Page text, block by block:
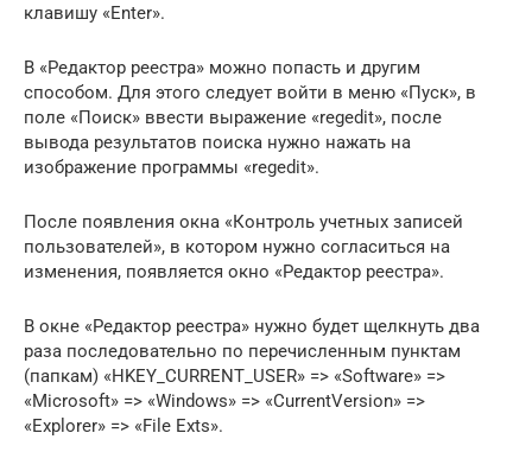
клавишу «Enter».
В «Редактор реестра» можно попасть и другим
способом. Для этого следует войти в меню «Пуск», в
поле «Поиск» ввести выражение «regedit», после
вывода результатов поиска нужно нажать на
изображение программы «regedit».
После появления окна «Контроль учетных записей
пользователей», в котором нужно согласиться на
изменения, появляется окно «Редактор реестра».
В окне «Редактор реестра» нужно будет щелкнуть два
раза последовательно по перечисленным пунктам
(папкам) «HKEY_CURRENT_USER» => «Software» =>
«Microsoft» => «Windows» => «CurrentVersion» =>
«Explorer» => «File Exts».